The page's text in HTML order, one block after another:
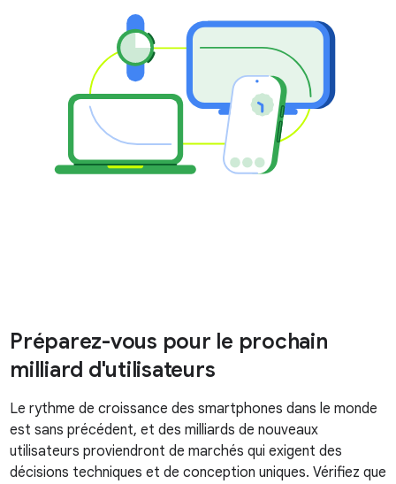
Préparez-vous pour le prochain
milliard d'utilisateurs
Le rythme de croissance des smartphones dans le monde
est sans précédent, et des milliards de nouveaux
utilisateurs proviendront de marchés qui exigent des
décisions techniques et de conception uniques. Vérifiez que